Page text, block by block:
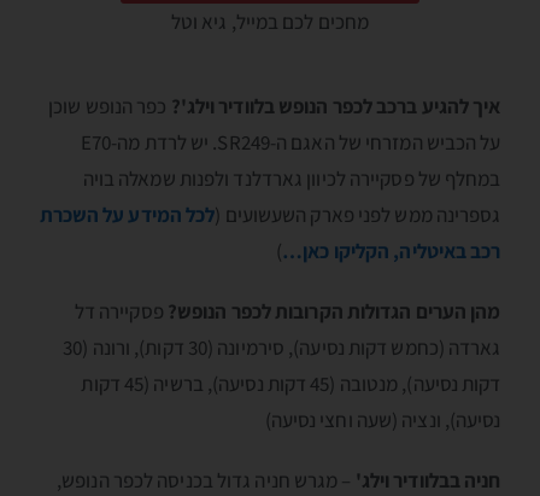
מחכים לכם במייל, גיא וטל
איך להגיע ברכב לכפר הנופש בלוודיר וילג'? כפר הנופש שוכן
על הכביש המזרחי של האגם ה-SR249. יש לרדת מה-E70
במחלף של פסקיירה לכיוון גארדלנד ולפנות שמאלה בויה
גספרינה ממש לפני פארק השעשועים (לכל המידע על השכרת
רכב באיטליה, הקליקו כאן…)
מהן הערים הגדולות הקרובות לכפר הנופש? פסקיירה דל
גארדה (כחמש דקות נסיעה), סירמיונה (30 דקות), ורונה (30
דקות נסיעה), מנטובה (45 דקות נסיעה), ברשיה (45 דקות
נסיעה), ונציה (שעה וחצי נסיעה)
חניה בבלוודיר וילג' – מגרש חניה גדול בכניסה לכפר הנופש,